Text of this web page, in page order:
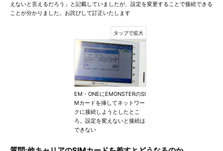
えないと言えるだろう」と記載していましたが、設定を変更することで接続できる
ことが分かりました。お詫びして訂正いたします
EM・ONEにEMONSTERのSI
Mカードを挿してネットワー
クに接続しようとしたとこ
ろ。設定を変えないと接続は
できない